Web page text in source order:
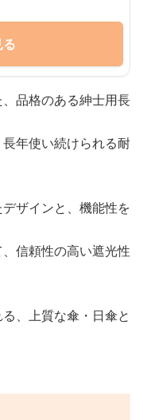
品格のある紳士用長
年使い続けられる耐
ザインと、機能性を
信頼性の高い遮光性
、上質な傘・日傘と